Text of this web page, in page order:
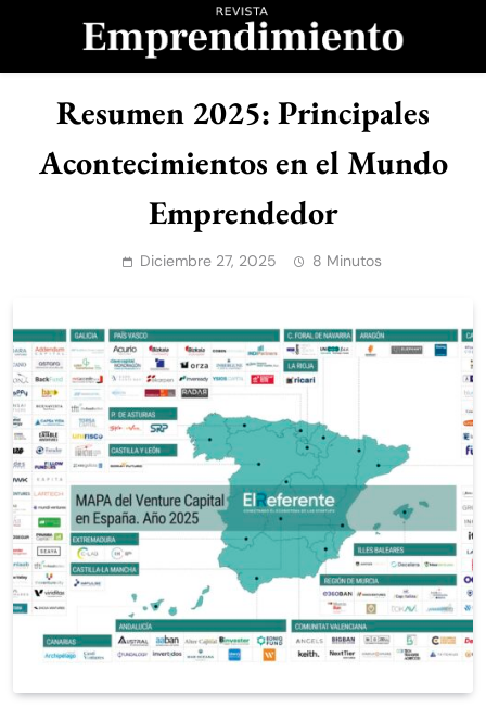
Revista
Emprendimiento
Resumen 2025: Principales
Acontecimientos en el Mundo
Emprendedor
Diciembre 27, 2025 8 Minutos